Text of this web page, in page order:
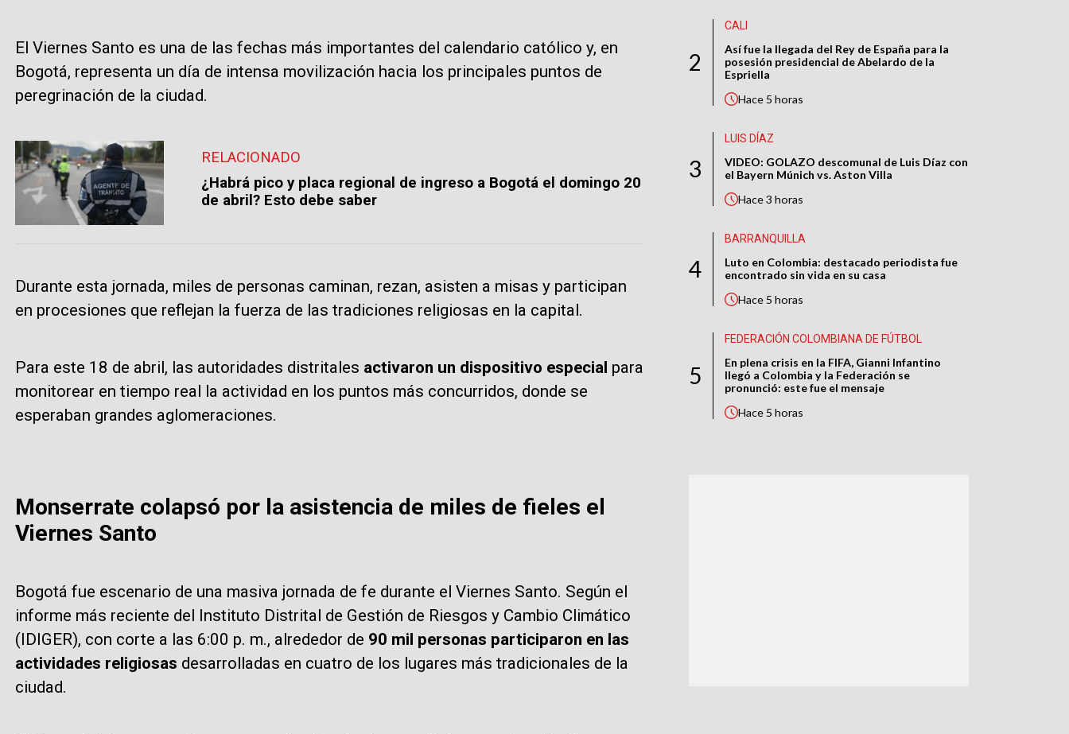
El Viernes Santo es una de las fechas más importantes del calendario católico y, en
Bogotá, representa un día de intensa movilización hacia los principales puntos de
peregrinación de la ciudad.
RELACIONADO
¿Habrá pico y placa regional de ingreso a Bogotá el domingo 20
de abril? Esto debe saber
Durante esta jornada, miles de personas caminan, rezan, asisten a misas y participan
en procesiones que reflejan la fuerza de las tradiciones religiosas en la capital.
Para este 18 de abril, las autoridades distritales activaron un dispositivo especial para
monitorear en tiempo real la actividad en los puntos más concurridos, donde se
esperaban grandes aglomeraciones.
Monserrate colapsó por la asistencia de miles de fieles el
Viernes Santo
Bogotá fue escenario de una masiva jornada de fe durante el Viernes Santo. Según el
informe más reciente del Instituto Distrital de Gestión de Riesgos y Cambio Climático
(IDIGER), con corte a las 6:00 p. m., alrededor de 90 mil personas participaron en las
actividades religiosas desarrolladas en cuatro de los lugares más tradicionales de la
ciudad.
2
CALI
Así fue la llegada del Rey de España para la
posesión presidencial de Abelardo de la
Espriella
Hace 5 horas
3
LUIS DÍAZ
VIDEO: GOLAZO descomunal de Luis Díaz con
el Bayern Múnich vs. Aston Villa
Hace3 horas
4
BARRANQUILLA
Luto en Colombia: destacado periodista fue
encontrado sin vida en su casa
Hace 5 horas
5
FEDERACIÓN COLOMBIANA DE FÚTBOL
En plena crisis en la FIFA, Gianni Infantino
llegó a Colombia y la Federación se
pronunció: este fue el mensaje
Hace 5 horas